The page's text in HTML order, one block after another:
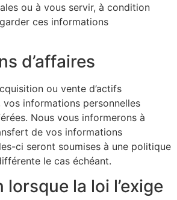
ou à vous servir, à condition
garder ces informations
d’affaires
ou vente d’actifs
vos informations personnelles
Nous vous informerons à
de vos informations
ci seront soumises à une politique
le cas échéant.
la loi l’exige